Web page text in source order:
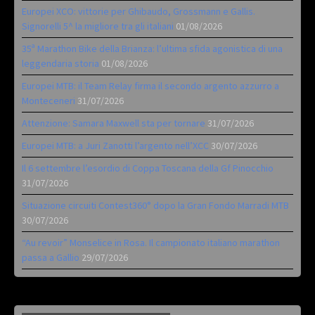
Europei XCO: vittorie per Ghibaudo, Grossmann e Gallis.
Signorelli 5^ la migliore tra gli italiani 01/08/2026
35ª Marathon Bike della Brianza: l’ultima sfida agonistica di una
leggendaria storia 01/08/2026
Europei MTB: il Team Relay firma il secondo argento azzurro a
Monteceneri 31/07/2026
Attenzione: Samara Maxwell sta per tornare 31/07/2026
Europei MTB: a Juri Zanotti l’argento nell’XCC 30/07/2026
Il 6 settembre l’esordio di Coppa Toscana della Gf Pinocchio
31/07/2026
Situazione circuiti Contest360° dopo la Gran Fondo Marradi MTB
30/07/2026
“Au revoir” Monselice in Rosa. Il campionato italiano marathon
passa a Gallio 29/07/2026